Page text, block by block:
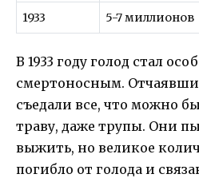
1933 5-7 миллионов
В 1933 году голод стал
смертоносным.
съедали все, что можно
траву, даже трупы. Они
выжить, но великое
погибло от голода и